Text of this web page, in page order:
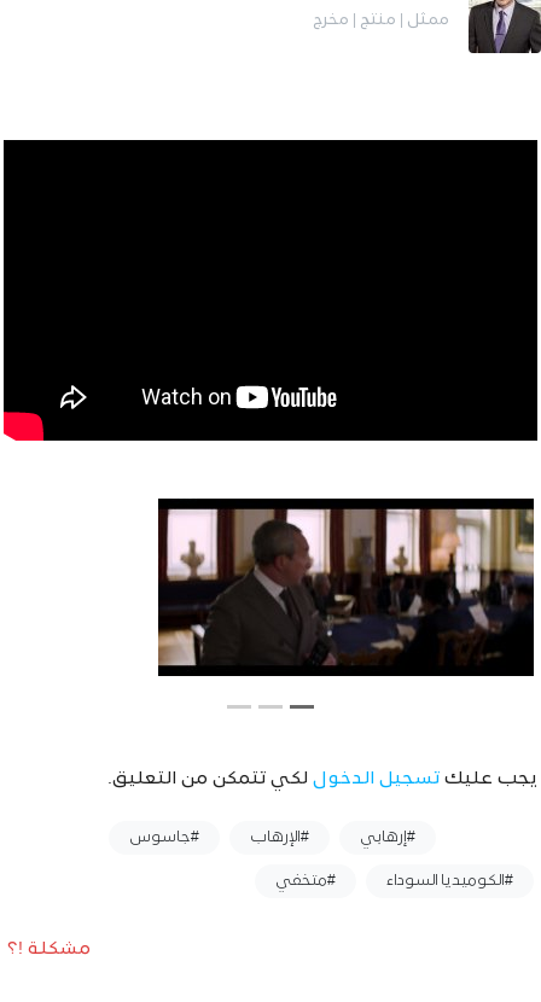
ممثل | منتج | مخرج
يجب عليك تسجيل الدخول لكي تتمكن من التعليق.
#إرهابي #الإرهاب #جاسوس
#الكوميديا ​​السوداء #متخفي
مشكلة !؟